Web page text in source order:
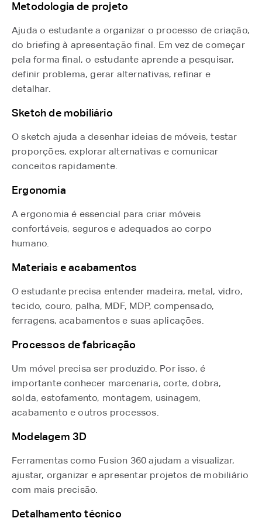
Metodologia de projeto
Ajuda o estudante a organizar o processo de criação,
do briefing à apresentação final. Em vez de começar
pela forma final, o estudante aprende a pesquisar,
definir problema, gerar alternativas, refinar e
detalhar.
Sketch de mobiliário
O sketch ajuda a desenhar ideias de móveis, testar
proporções, explorar alternativas e comunicar
conceitos rapidamente.
Ergonomia
A ergonomia é essencial para criar móveis
confortáveis, seguros e adequados ao corpo
humano.
Materiais e acabamentos
O estudante precisa entender madeira, metal, vidro,
tecido, couro, palha, MDF, MDP, compensado,
ferragens, acabamentos e suas aplicações.
Processos de fabricação
Um móvel precisa ser produzido. Por isso, é
importante conhecer marcenaria, corte, dobra,
solda, estofamento, montagem, usinagem,
acabamento e outros processos.
Modelagem 3D
Ferramentas como Fusion 360 ajudam a visualizar,
ajustar, organizar e apresentar projetos de mobiliário
com mais precisão.
Detalhamento técnico